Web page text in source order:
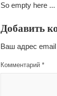
So empty here
Добавить
Ваш адрес email
Комментарий *